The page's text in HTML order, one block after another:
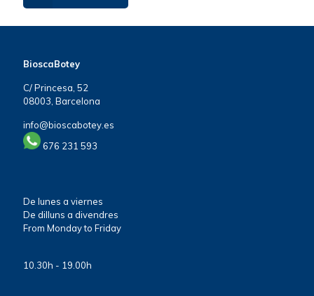
BioscaBotey
C/ Princesa, 52
08003, Barcelona
info@bioscabotey.es
676 231 593
De lunes a viernes
De dilluns a divendres
From Monday to Friday
10.30h - 19.00h